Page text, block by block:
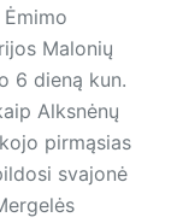
Malonių
6 dieną kun.
Alksnėnų
pirmąsias
svajonė